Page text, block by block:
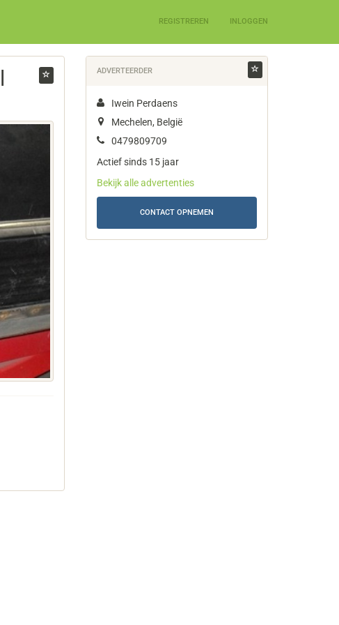
REGISTREREN INLOGGEN
ADVERTEERDER
Iwein Perdaens
Mechelen, België
0479809709
Actief sinds 15 jaar
Bekijk alle advertenties
CONTACT OPNEMEN